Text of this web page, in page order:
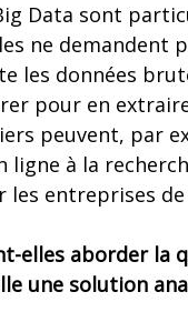
Data sont
ne demandent
les données
pour en
peuvent, par
à la
les entreprises
elles aborder la
une solution